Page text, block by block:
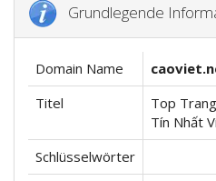
Grundlegende
Domain Name
Titel
Top
Tín Nhất
Schlüsselwörter